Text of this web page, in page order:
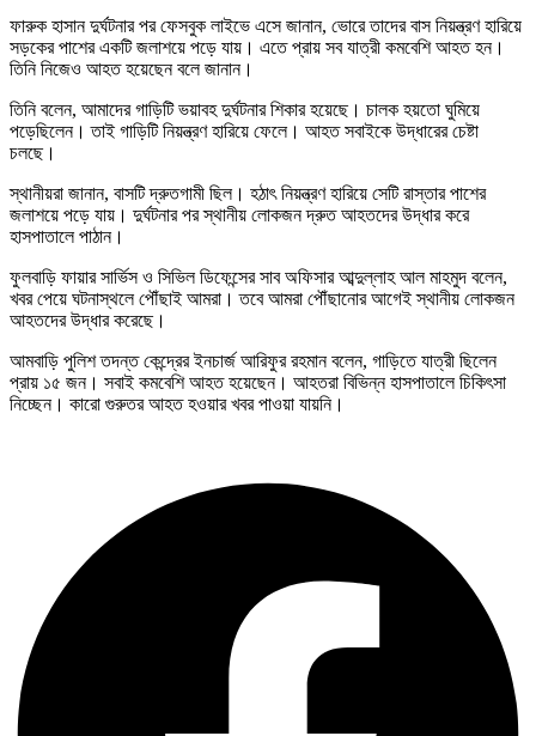
ফারুক হাসান দুর্ঘটনার পর ফেসবুক লাইভে এসে জানান, ভোরে তাদের বাস নিয়ন্ত্রণ হারিয়ে
সড়কের পাশের একটি জলাশয়ে পড়ে যায়। এতে প্রায় সব যাত্রী কমবেশি আহত হন।
তিনি নিজেও আহত হয়েছেন বলে জানান।
তিনি বলেন, আমাদের গাড়িটি ভয়াবহ দুর্ঘটনার শিকার হয়েছে। চালক হয়তো ঘুমিয়ে
পড়েছিলেন। তাই গাড়িটি নিয়ন্ত্রণ হারিয়ে ফেলে। আহত সবাইকে উদ্ধারের চেষ্টা
চলছে।
স্থানীয়রা জানান, বাসটি দ্রুতগামী ছিল। হঠাৎ নিয়ন্ত্রণ হারিয়ে সেটি রাস্তার পাশের
জলাশয়ে পড়ে যায়। দুর্ঘটনার পর স্থানীয় লোকজন দ্রুত আহতদের উদ্ধার করে
হাসপাতালে পাঠান।
ফুলবাড়ি ফায়ার সার্ভিস ও সিভিল ডিফেন্সের সাব অফিসার আব্দুল্লাহ আল মাহমুদ বলেন,
খবর পেয়ে ঘটনাস্থলে পৌঁছাই আমরা। তবে আমরা পৌঁছানোর আগেই স্থানীয় লোকজন
আহতদের উদ্ধার করেছে।
আমবাড়ি পুলিশ তদন্ত কেন্দ্রের ইনচার্জ আরিফুর রহমান বলেন, গাড়িতে যাত্রী ছিলেন
প্রায় ১৫ জন। সবাই কমবেশি আহত হয়েছেন। আহতরা বিভিন্ন হাসপাতালে চিকিৎসা
নিচ্ছেন। কারো গুরুতর আহত হওয়ার খবর পাওয়া যায়নি।